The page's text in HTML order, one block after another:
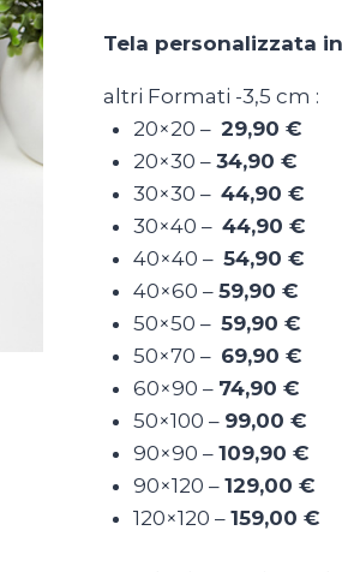
50x100
(in
72
ore)
quantità
Tela personalizzata
altri Formati -3,5 cm :
20×20 –29,90 €
20×30 –34,90 €
30×30 –44,90 €
30×40 –44,90 €
40×40 –54,90 €
40×60 –59,90 €
50×50 –59,90 €
50×70 – 69,90 €
60×90 – 74,90 €
50×100 – 99,00 €
90×90 –109,90 €
90×120 –129,00 €
120×120 –159,00 €